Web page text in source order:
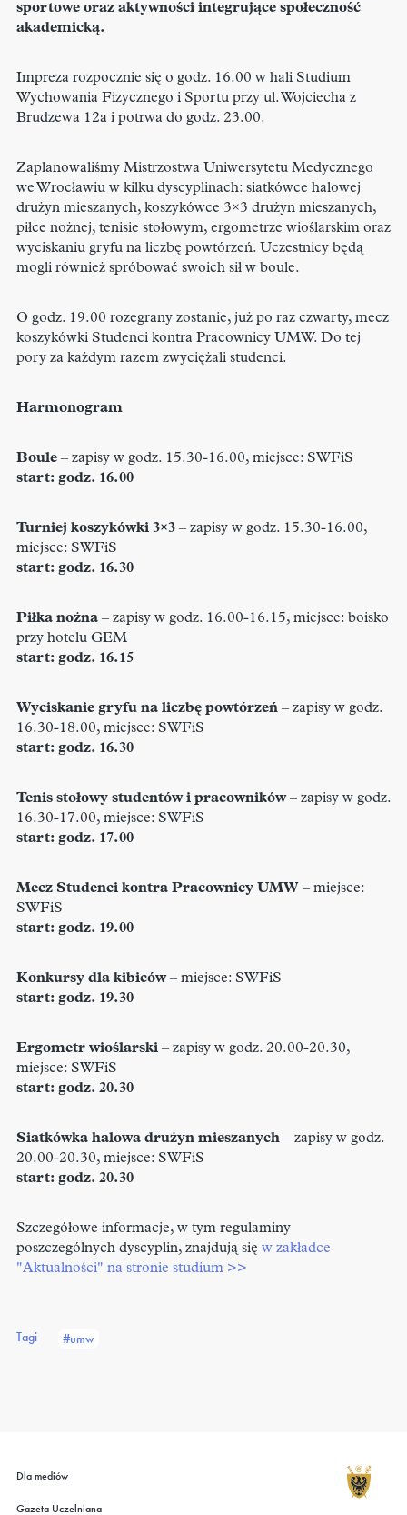
sportowe oraz aktywności integrujące społeczność
akademicką.
Impreza rozpocznie się o godz. 16.00 w hali Studium
Wychowania Fizycznego i Sportu przy ul. Wojciecha z
Brudzewa 12a i potrwa do godz. 23.00.
Zaplanowaliśmy Mistrzostwa Uniwersytetu Medycznego
we Wrocławiu w kilku dyscyplinach: siatkówce halowej
drużyn mieszanych, koszykówce 3×3 drużyn mieszanych,
piłce nożnej, tenisie stołowym, ergometrze wioślarskim oraz
wyciskaniu gryfu na liczbę powtórzeń. Uczestnicy będą
mogli również spróbować swoich sił w boule.
O godz. 19.00 rozegrany zostanie, już po raz czwarty, mecz
koszykówki Studenci kontra Pracownicy UMW. Do tej
pory za każdym razem zwyciężali studenci.
Harmonogram
Boule – zapisy w godz. 15.30-16.00, miejsce: SWFiS
start: godz. 16.00
Turniej koszykówki 3×3 – zapisy w godz. 15.30-16.00,
miejsce: SWFiS
start: godz. 16.30
Piłka nożna – zapisy w godz. 16.00-16.15, miejsce: boisko
przy hotelu GEM
start: godz. 16.15
Wyciskanie gryfu na liczbę powtórzeń – zapisy w godz.
16.30-18.00, miejsce: SWFiS
start: godz. 16.30
Tenis stołowy studentów i pracowników– zapisy w godz.
16.30-17.00, miejsce: SWFiS
start: godz. 17.00
Mecz Studenci kontra Pracownicy UMW – miejsce:
SWFiS
start: godz. 19.00
Konkursy dla kibiców– miejsce: SWFiS
start: godz. 19.30
Ergometr wioślarski – zapisy w godz. 20.00-20.30,
miejsce: SWFiS
start: godz. 20.30
Siatkówka halowa drużyn mieszanych – zapisy w godz.
20.00-20.30, miejsce: SWFiS
start: godz. 20.30
Szczegółowe informacje, w tym regulaminy
poszczególnych dyscyplin, znajdują się w zakładce
"Aktualności" na stronie studium >>
Tagi #umw
Dla mediów
Gazeta Uczelniana